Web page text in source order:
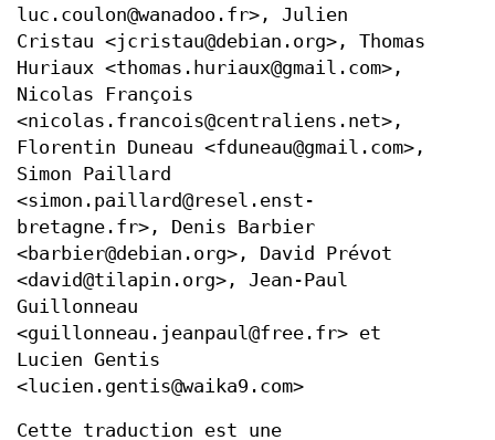
luc.coulon@wanadoo.fr>, Julien
Cristau <jcristau@debian.org>, Thomas
Huriaux <thomas.huriaux@gmail.com>,
Nicolas François
<nicolas.francois@centraliens.net>,
Florentin Duneau <fduneau@gmail.com>,
Simon Paillard
<simon.paillard@resel.enst-
bretagne.fr>, Denis Barbier
<barbier@debian.org>, David Prévot
<david@tilapin.org>, Jean-Paul
Guillonneau
<guillonneau.jeanpaul@free.fr> et
Lucien Gentis
<lucien.gentis@waika9.com>
Cette traduction est une